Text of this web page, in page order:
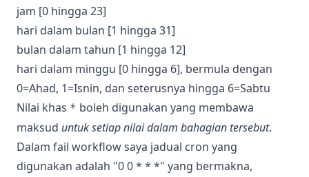
jam [0 hingga 23]
hari dalam bulan [1 hingga 31]
bulan dalam tahun [1 hingga 12]
hari dalam minggu [0 hingga 6], bermula dengan
0=Ahad, 1=Isnin, dan seterusnya hingga 6=Sabtu
Nilai khas * boleh digunakan yang membawa
maksud untuk setiap nilai dalam bahagian tersebut.
Dalam fail workflow saya jadual cron yang
digunakan adalah "0 0 * * *" yang bermakna,